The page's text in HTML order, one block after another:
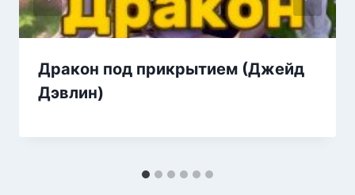
Дракон под прикрытием (Джейд
Дэвлин)